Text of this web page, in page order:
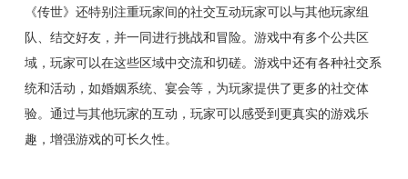
《传世》还特别注重玩家间的社交互动玩家可以与其他玩家组
队、结交好友，并一同进行挑战和冒险。游戏中有多个公共区
域，玩家可以在这些区域中交流和切磋。游戏中还有各种社交系
统和活动，如婚姻系统、宴会等，为玩家提供了更多的社交体
验。通过与其他玩家的互动，玩家可以感受到更真实的游戏乐
趣，增强游戏的可长久性。